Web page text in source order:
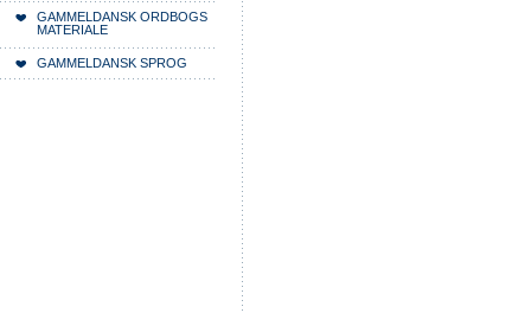
GAMMELDANSK ORDBOGS
MATERIALE
GAMMELDANSK SPROG